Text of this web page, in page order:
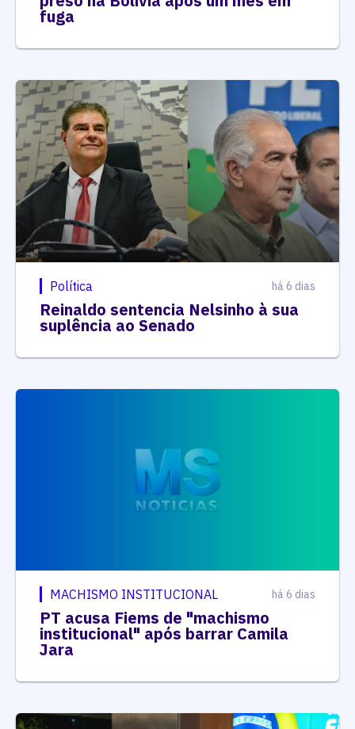
fuga
Política há 6 dias
Reinaldo sentencia Nelsinho à sua
suplência ao Senado
MACHISMO INSTITUCIONAL há 6 dias
PT acusa Fiems de "machismo
institucional" após barrar Camila
Jara